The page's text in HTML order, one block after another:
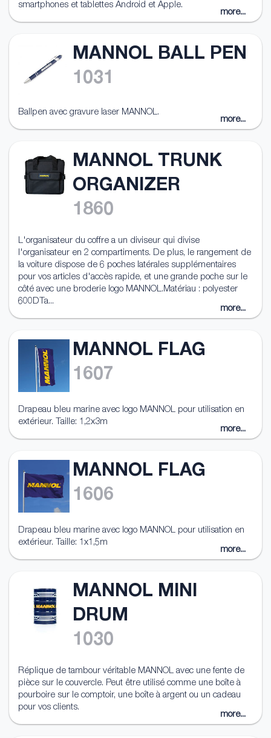
smartphones et tablettes Android et Apple.
more...
MANNOL BALL PEN
1031
Ballpen avec gravure laser MANNOL.
more...
MANNOL TRUNK
ORGANIZER
1860
L'organisateur du coffre a un diviseur qui divise
l'organisateur en 2 compartiments. De plus, le rangement de
la voiture dispose de 6 poches latérales supplémentaires
pour vos articles d'accès rapide, et une grande poche sur le
côté avec une broderie logo MANNOL.Matériau : polyester
600DTa...
more...
MANNOL FLAG
1607
Drapeau bleu marine avec logo MANNOL pour utilisation en
extérieur. Taille: 1,2x3m
more...
MANNOL FLAG
1606
Drapeau bleu marine avec logo MANNOL pour utilisation en
extérieur. Taille: 1x1,5m
more...
MANNOL MINI
DRUM
1030
Réplique de tambour véritable MANNOL avec une fente de
pièce sur le couvercle. Peut être utilisé comme une boîte à
pourboire sur le comptoir, une boîte à argent ou un cadeau
pour vos clients.
more...